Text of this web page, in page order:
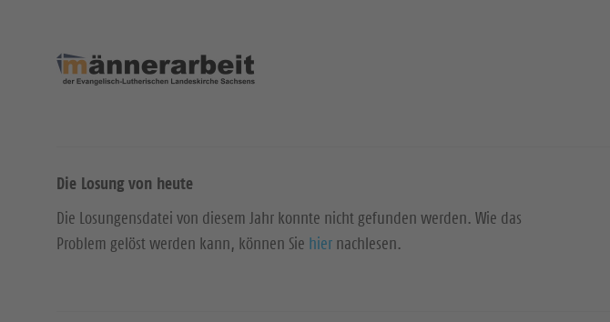
Die Losung von heute
Die Losungensdatei von diesem Jahr konnte nicht gefunden werden. Wie das
Problem gelöst werden kann, können Sie hier nachlesen.